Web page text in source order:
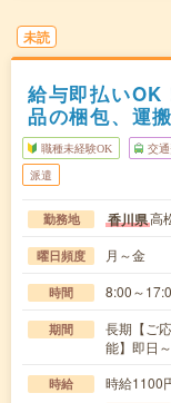
未読
給与即払いOK
品の梱包、運
職種未経験OK 交
派遣
勤務地 香川県高
曜日頻度 月～金
時間 8:00～
期間
長期【ご
能】即日～
時給 時給1100